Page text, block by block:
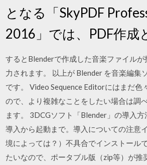
となる「SkyPDF
2016」では、PDF作成
するとBlenderで作成した音楽ファイルが
力されます。 以上が Blender を音楽編集
です。 Video Sequence Editorにはまだ色
ので、より複雑なことをしたい場合は調
ます。 3DCGソフト「Blender」の導入方
導入から起動まで。導入についての注意
境によっては？）不具合でインストール
たいなので、ポータブル版（zip等）が推